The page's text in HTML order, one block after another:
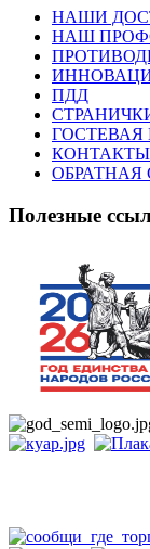
НАШИ
НАШ
ПДД
ГОСТЕВАЯ
КОНТАКТЫ
ОБРАТНАЯ
Полезные